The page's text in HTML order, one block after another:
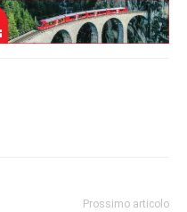
Prossimo articolo